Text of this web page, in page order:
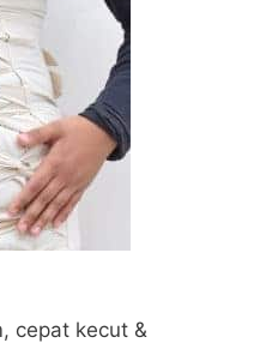
cepat kecut &